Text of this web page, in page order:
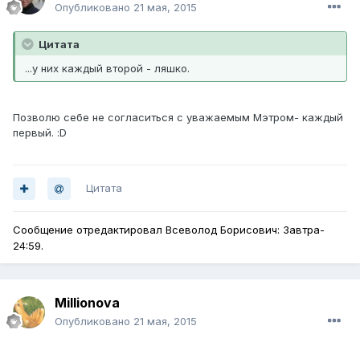
Опубликовано 21 мая, 2015
Цитата
...у них каждый второй - ляшко.
Позволю себе не согласиться с уважаемым Мэтром- каждый
первый. :D
Цитата
Сообщение отредактировал Всеволод Борисович: Завтра-
24:59.
Millionova
Опубликовано 21 мая, 2015